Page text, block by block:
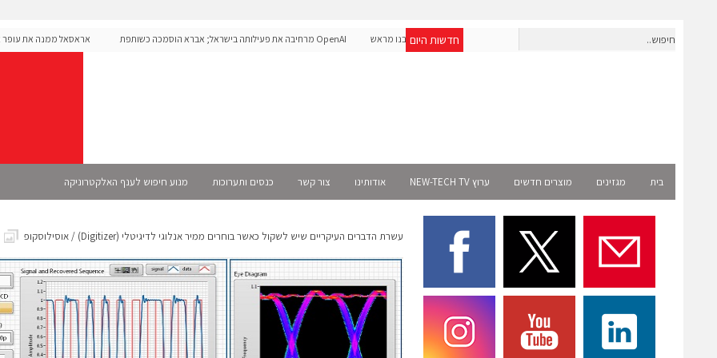
חדשות היום
חברת IAIG גייסה 6 מיליון דולר להקמת חברות תוכנה שנבנו מראש
OpenAI מרחיבה את פעילותה בישראל; אברא הוסמכה כשותפת
אראסאל ממנה את עופר
בית מגזינים מוצרים חדשים ערוץ NEW-TECH TV אודותינו צור קשר כנסים ותערוכות מנוע חיפוש לענף האלקטרוניקה
עשרת הדברים העיקריים שיש לשקול כאשר בוחרים ממיר אנלוגי לדיגיטלי (Digitizer) / אוסילוסקופ